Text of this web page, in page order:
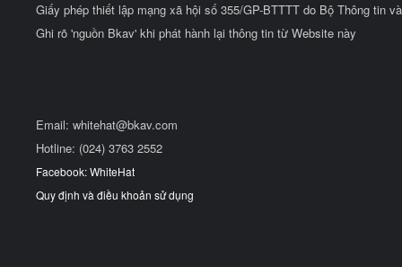
Giấy phép thiết lập mạng xã hội số 355/GP-BTTTT do Bộ Thông tin
Ghi rõ 'nguồn Bkav' khi phát hành lại thông tin từ Website này
Email: whitehat@bkav.com
Hotline: (024) 3763 2552
Facebook: WhiteHat
Quy định và điều khoản sử dụng